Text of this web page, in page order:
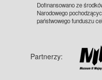
Dofinansowano ze
Narodowego
państwowego funduszu
Partnerzy: